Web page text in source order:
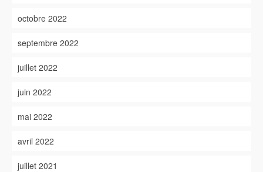
octobre 2022
septembre 2022
juillet 2022
juin 2022
mai 2022
avril 2022
juillet 2021